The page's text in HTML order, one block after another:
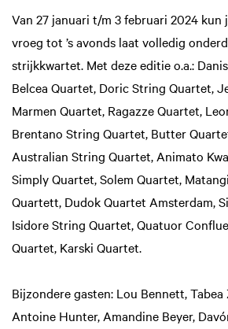
Van 27 januari t/m 3 februari 2024 kun
vroeg tot ’s avonds laat volledig
strijkkwartet. Met deze editie o.a.:
Belcea Quartet, Doric String Quartet,
Marmen Quartet, Ragazze Quartet,
Brentano String Quartet, Butter
Australian String Quartet, Animato
Simply Quartet, Solem Quartet,
Quartett, Dudok Quartet Amsterdam,
Isidore String Quartet, Quatuor
Quartet, Karski Quartet.
Bijzondere gasten: Lou Bennett,
Antoine Hunter, Amandine Beyer,